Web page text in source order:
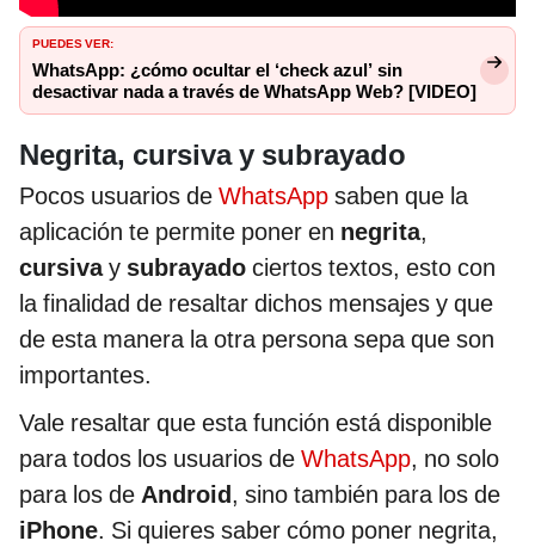
PUEDES VER:
WhatsApp: ¿cómo ocultar el ‘check azul’ sin
desactivar nada a través de WhatsApp Web? [VIDEO]
Negrita, cursiva y subrayado
Pocos usuarios de WhatsApp saben que la
aplicación te permite poner en negrita,
cursivay subrayado ciertos textos, esto con
la finalidad de resaltar dichos mensajes y que
de esta manera la otra persona sepa que son
importantes.
Vale resaltar que esta función está disponible
para todos los usuarios de WhatsApp, no solo
para los de Android, sino también para los de
iPhone. Si quieres saber cómo poner negrita,